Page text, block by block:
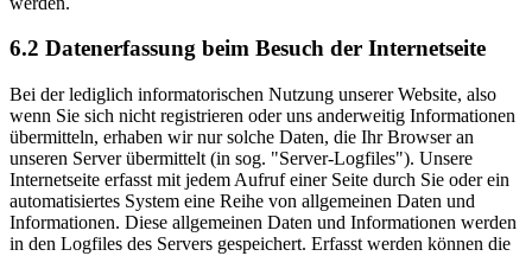
6.2 Datenerfassung beim Besuch der Internetseite
Bei der lediglich informatorischen Nutzung unserer Website, also
wenn Sie sich nicht registrieren oder uns anderweitig Informationen
übermitteln, erhaben wir nur solche Daten, die Ihr Browser an
unseren Server übermittelt (in sog. "Server-Logfiles"). Unsere
Internetseite erfasst mit jedem Aufruf einer Seite durch Sie oder ein
automatisiertes System eine Reihe von allgemeinen Daten und
Informationen. Diese allgemeinen Daten und Informationen werden
in den Logfiles des Servers gespeichert. Erfasst werden können die